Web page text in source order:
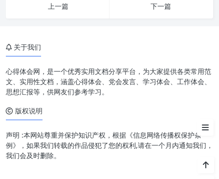
上一篇
下一篇
本领
扎实做好“三服务”的核心要义
关于我们
心得体会网，是一个优秀实用文档分享平台，为大家提供各类常用范
文、实用性文档，涵盖心得体会、党会发言、学习体会、工作体会、
思想汇报等，供网友们参考学习。
版权说明
声明 :本网站尊重并保护知识产权，根据《信息网络传播权保护条
例》，如果我们转载的作品侵犯了您的权利,请在一个月内通知我们，
我们会及时删除。